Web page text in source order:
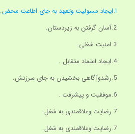
ا.ایجاد مسولیت وتعهد به جای اطاعت محض.
2.آسان گرفتن به زیردستان.
3.امنیت شغلی.
4.ایجاد اعتماد متقابل .
5.رشدوآگاهی بخشیدن به جای سرزنش.
6.موفقیت و پیشرفت .
7.رضایت وعلاقمندی به شغل.
7.رضایت وعلاقمندی به شغل.